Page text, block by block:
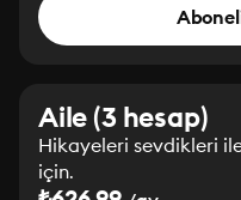
Aile (3 hesap)
Hikayeleri sevdikleri
için.